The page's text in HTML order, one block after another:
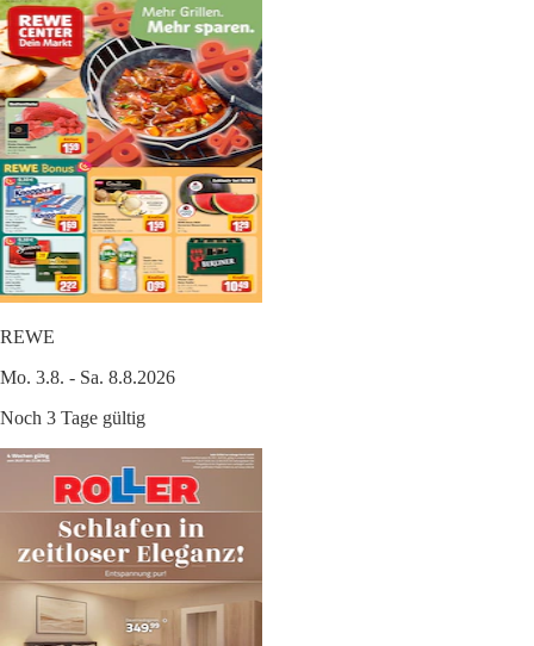
REWE
Mo. 3.8. - Sa. 8.8.2026
Noch 3 Tage gültig